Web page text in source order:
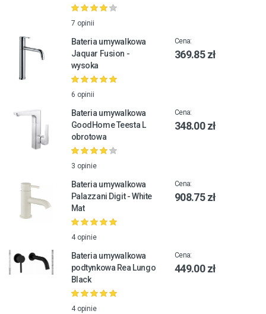
7 opinii
Bateria umywalkowa
Jaquar Fusion -
wysoka
6 opinii
Cena:
369.85 zł
Bateria umywalkowa
GoodHome Teesta L
obrotowa
3 opinie
Cena:
348.00 zł
Bateria umywalkowa
Palazzani Digit - White
Mat
4 opinie
Cena:
908.75 zł
Bateria umywalkowa
podtynkowa Rea Lungo
Black
4 opinie
Cena:
449.00 zł